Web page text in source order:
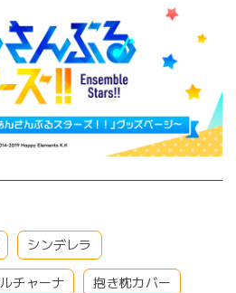
シンデレラ
チャーナ 抱き枕カバー